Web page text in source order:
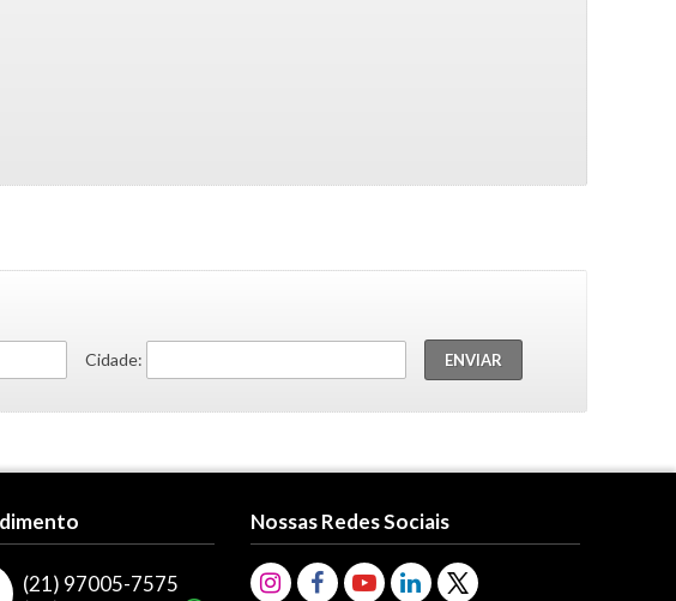
Cidade:
(21) 97005-7575
Nossas Redes Sociais